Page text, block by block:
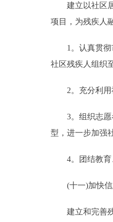
建立以社区居
项目，为残疾人
1。认真贯彻市
社区残疾人组织
2。充分利用社
3。组织志愿者
型，进一步加强
4。团结教育、
(十一)加快信
建立和完善残